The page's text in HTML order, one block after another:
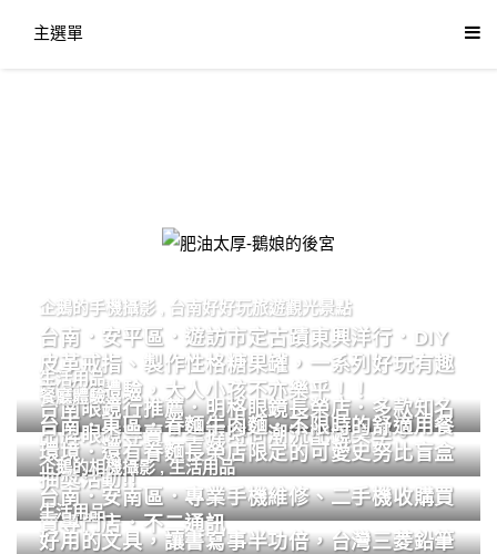
主選單
肥油太厚-鵝娘的後宮
企鵝的手機攝影 台南好好玩旅遊觀光景點
台南．安平區．遊訪市定古蹟東興洋行．DIY
皮革戒指、製作性格糖果罐，一系列好玩有趣
的手作體驗，大人小孩不亦樂乎！！
生活用品
台南眼鏡行推薦．明格眼鏡長榮店．多款知名
品牌眼鏡專賣．掌握時尚潮流配鏡美學。
餐廳體驗
台南．東區．眷麵牛肉麵．不限時的舒適用餐
環境．還有眷麵長榮店限定的可愛史努比盲盒
抽獎活動!!
企鵝的相機攝影,生活用品
台南．安南區．專業手機維修、二手機收購買
賣專門店．不二通訊
生活用品
好用的文具，讓書寫事半功倍，台灣三菱鉛筆